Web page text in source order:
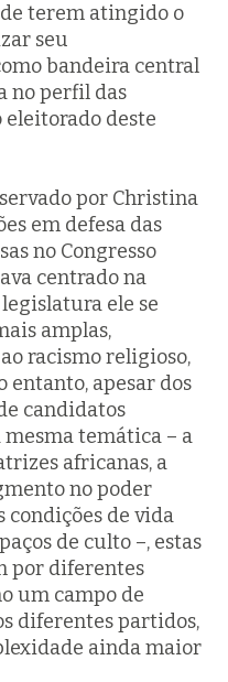
terem atingido o
seu
bandeira central
no perfil das
eleitorado deste
por Christina
em defesa das
no Congresso
centrado na
ele se
amplas,
racismo religioso,
apesar dos
candidatos
temática – a
africanas, a
no poder
condições de vida
de culto –, estas
por diferentes
um campo de
diferentes partidos,
ainda maior